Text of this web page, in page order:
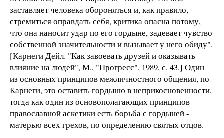
заставляет человека обороняться и, как правило, -
стремиться оправдать себя, критика опасна потому,
что она наносит удар по его гордыне, задевает чувство
собственной значительности и вызывает у него обиду".
[Карнеги Дейл. "Как завоевать друзей и оказывать
влияние на людей", М., "Прогресс", 1989, с. 43.] Один
из основных принципов межличностного общения, по
Карнеги, это оставить гордыню в неприкосновенности,
тогда как один из основополагающих принципов
православной аскетики есть борьба с гордыней -
матерью всех грехов, по определению святых отцов.